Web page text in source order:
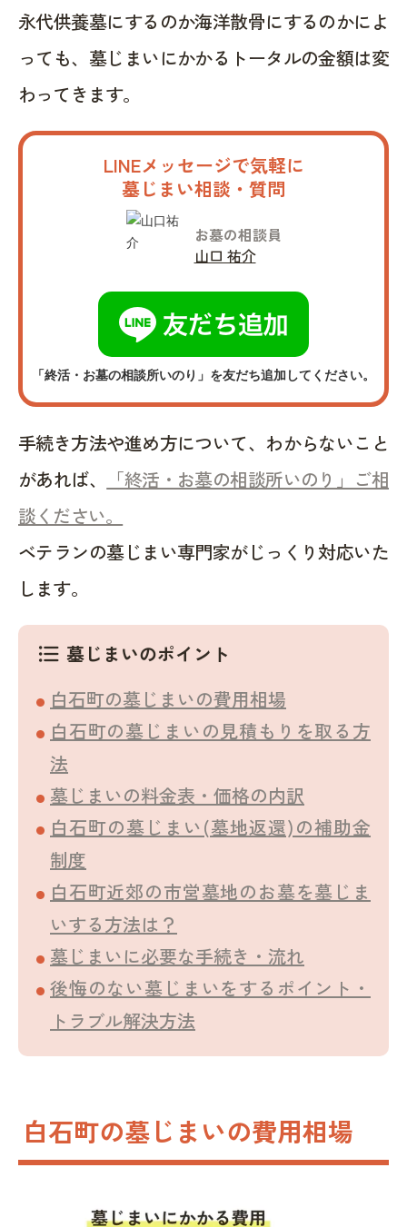
永代供養墓にするのか海洋散骨にするのかによ
っても、墓じまいにかかるトータルの金額は変
わってきます。
LINEメッセージで気軽に
墓じまい相談・質問
お墓の相談員
山口 祐介
「終活・お墓の相談所いのり」を友だち追加してください。
手続き方法や進め方について、わからないこと
があれば、
「終活・お墓の相談所いのり」ご相
談ください。
ベテランの墓じまい専門家がじっくり対応いた
します。
format_list_bulleted 墓じまいのポイント
白石町の墓じまいの費用相場
白石町の墓じまいの見積もりを取る方
法
墓じまいの料金表・価格の内訳
白石町の墓じまい(墓地返還)の補助金
制度
白石町近郊の市営墓地のお墓を墓じま
いする方法は？
墓じまいに必要な手続き・流れ
後悔のない墓じまいをするポイント・
トラブル解決方法
白石町の墓じまいの費用相場